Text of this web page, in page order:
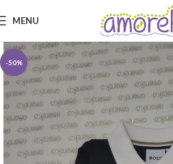
MENU
-50%